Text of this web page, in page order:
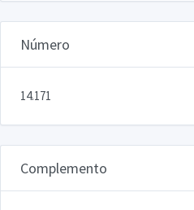
Número
14.171
Complemento